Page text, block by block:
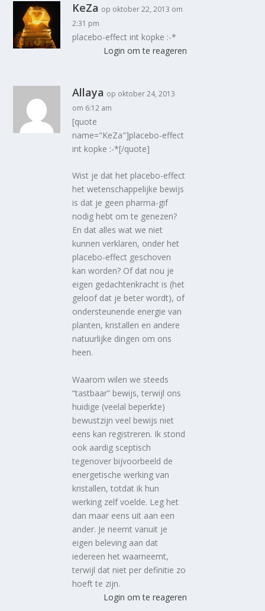
KeZa op oktober 22, 2013 om
2:31 pm
placebo-effect int kopke :-*
Login om te reageren
Allaya op oktober 24, 2013
om 6:12 am
[quote
name="KeZa"]placebo-effect
int kopke :-*[/quote]
Wist je dat het placebo-effect
het wetenschappelijke bewijs
is dat je geen pharma-gif
nodig hebt om te genezen?
En dat alles wat we niet
kunnen verklaren, onder het
placebo-effect geschoven
kan worden? Of dat nou je
eigen gedachtenkracht is (het
geloof dat je beter wordt), of
ondersteunende energie van
planten, kristallen en andere
natuurlijke dingen om ons
heen.
Waarom wilen we steeds
“tastbaar” bewijs, terwijl ons
huidige (veelal beperkte)
bewustzijn veel bewijs niet
eens kan registreren. Ik stond
ook aardig sceptisch
tegenover bijvoorbeeld de
energetische werking van
kristallen, totdat ik hun
werking zelf voelde. Leg het
dan maar eens uit aan een
ander. Je neemt vanuit je
eigen beleving aan dat
iedereen het waarneemt,
terwijl dat niet per definitie zo
hoeft te zijn.
Login om te reageren